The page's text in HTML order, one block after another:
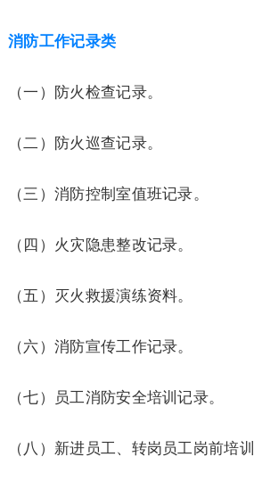
消防工作记录类
（一）防火检查记录。
（二）防火巡查记录。
（三）消防控制室值班记录。
（四）火灾隐患整改记录。
（五）灭火救援演练资料。
（六）消防宣传工作记录。
（七）员工消防安全培训记录。
（八）新进员工、转岗员工岗前培训